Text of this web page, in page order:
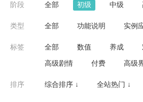
阶段 全部 初级 中级
类型 全部 功能说明 实例
标签 全部 数值 养成
高级剧情 付费 高级
排序 综合排序 ↓ 全站热门 ↓